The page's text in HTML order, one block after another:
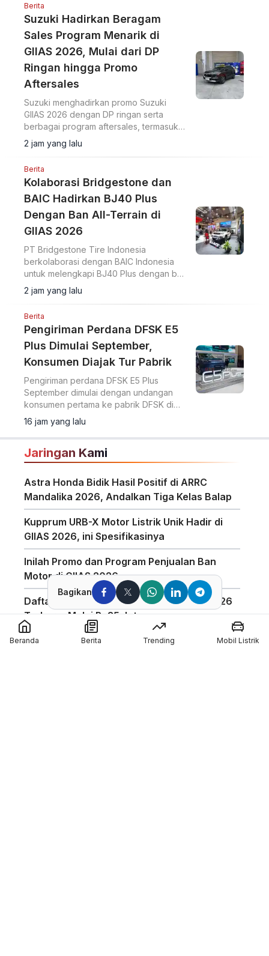
Berita
Suzuki Hadirkan Beragam
Sales Program Menarik di
GIIAS 2026, Mulai dari DP
Ringan hingga Promo
Aftersales
Suzuki menghadirkan promo Suzuki
GIIAS 2026 dengan DP ringan serta
berbagai program aftersales, termasuk
diskon suku cadang dan voucher selama
pameran di ICE BSD City.
2 jam yang lalu
Berita
Kolaborasi Bridgestone dan
BAIC Hadirkan BJ40 Plus
Dengan Ban All-Terrain di
GIIAS 2026
PT Bridgestone Tire Indonesia
berkolaborasi dengan BAIC Indonesia
untuk melengkapi BJ40 Plus dengan ban
Bridgestone Dueler A/T002 di GIIAS
2026.
2 jam yang lalu
Berita
Pengiriman Perdana DFSK E5
Plus Dimulai September,
Konsumen Diajak Tur Pabrik
Pengiriman perdana DFSK E5 Plus
September dimulai dengan undangan
konsumen pertama ke pabrik DFSK di
Cikande untuk melihat proses produksi
PHEV.
16 jam yang lalu
Jaringan Kami
Astra Honda Bidik Hasil Positif di ARRC
Mandalika 2026, Andalkan Tiga Kelas Balap
Kupprum URB-X Motor Listrik Unik Hadir di
GIIAS 2026, ini Spesifikasinya
Inilah Promo dan Program Penjualan Ban
Motor di GIIAS 2026
Daftar Harga Honda PCX 160 Agustus 2026
Terbaru, Mulai Rp35 Jutaan
Penggunaan Boost Charge ALVA Naik Tajam,
Bagikan
Beranda Berita Trending Mobil Listrik